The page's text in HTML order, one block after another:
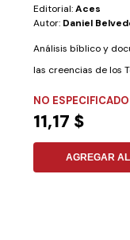
Editorial:Aces
Autor: Daniel
Análisis bíblico y
las creencias de los
NO ESPECIFICADO
11,17 $
AGREGAR